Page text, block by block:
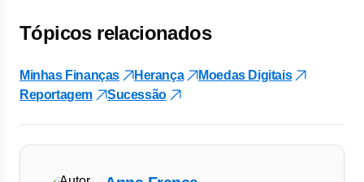
Tópicos relacionados
Minhas Finanças Herança
Moedas Digitais
Reportagem
Sucessão